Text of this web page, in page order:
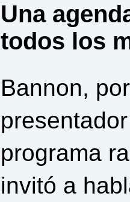
Una
todos los
Bannon,
programa
invitó a